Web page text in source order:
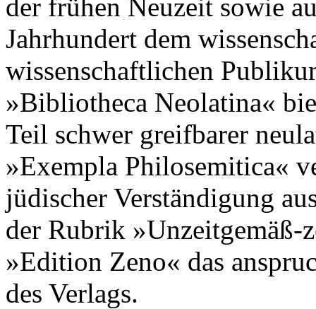
der frühen Neuzeit sowie
Jahrhundert dem
wissenschaftlichen
»Bibliotheca Neolatina«
Teil schwer greifbarer
»Exempla Philosemitica«
jüdischer Verständigung
der Rubrik »Unzeitgemäß-
»Edition Zeno« das
des Verlags.